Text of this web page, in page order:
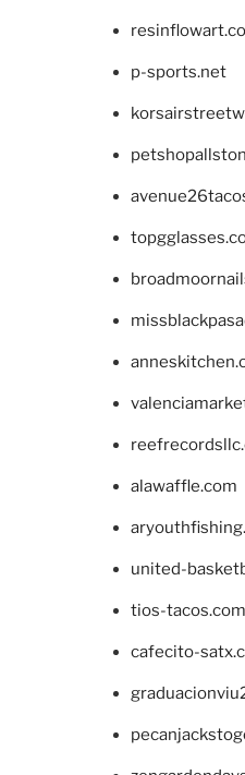
p-sports.net
alawaffle.com
united-
tios-tacos.com
cafecito-